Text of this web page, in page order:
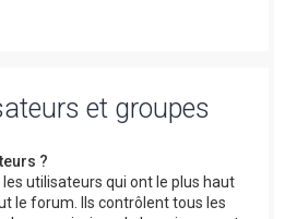
et groupes
?
utilisateurs qui ont le plus haut
le forum. Ils contrôlent tous les